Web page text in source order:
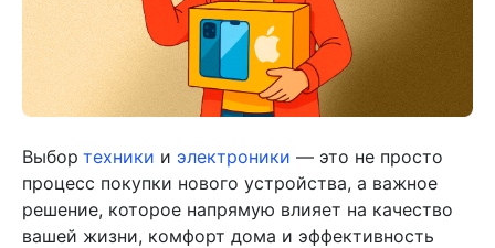
Выбор техники и электроники — это не просто
процесс покупки нового устройства, а важное
решение, которое напрямую влияет на качество
вашей жизни, комфорт дома и эффективность